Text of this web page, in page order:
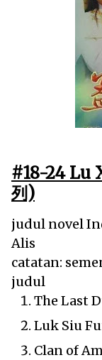
#18-24 Lu
列)
judul novel
Alis
catatan:
judul
The Last
Luk Siu
Clan of